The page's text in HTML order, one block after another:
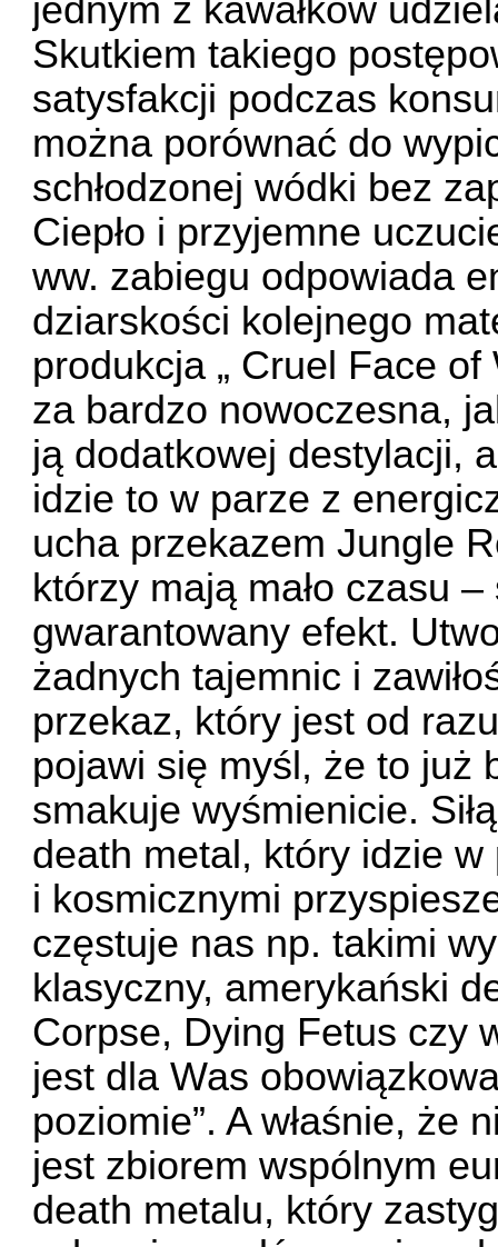
jednym z kawałków
Skutkiem takiego
satysfakcji podczas
można porównać do
schłodzonej wódki bez
Ciepło i przyjemne
ww. zabiegu odpowiada
dziarskości kolejnego
produkcja „ Cruel Face
za bardzo nowoczesna,
ją dodatkowej destylacji,
idzie to w parze z
ucha przekazem Jungle
którzy mają mało czasu
gwarantowany efekt.
żadnych tajemnic i
przekaz, który jest od
pojawi się myśl, że to już
smakuje wyśmienicie.
death metal, który idzie
i kosmicznymi
częstuje nas np. takimi
klasyczny, amerykański
Corpse, Dying Fetus czy
jest dla Was
poziomie”. A właśnie, że
jest zbiorem wspólnym
death metalu, który